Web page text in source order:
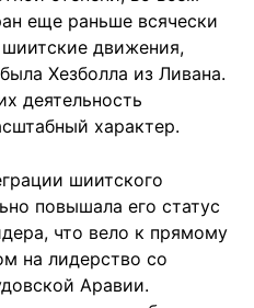
еще раньше всячески
движения,
Хезболла из Ливана.
деятельность
характер.
шиитского
повышала его статус
что вело к прямому
на лидерство со
Аравии.